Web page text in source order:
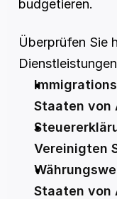
budgetieren.
Überprüfen Sie
Staaten von
Vereinigten
Staaten von